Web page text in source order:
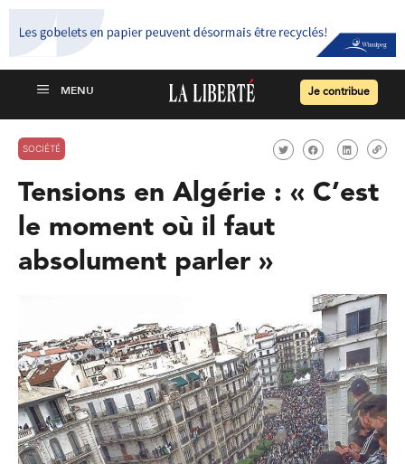
Je contribue
SOCIÉTÉ
Tensions en Algérie : « C’est
le moment où il faut
absolument parler »